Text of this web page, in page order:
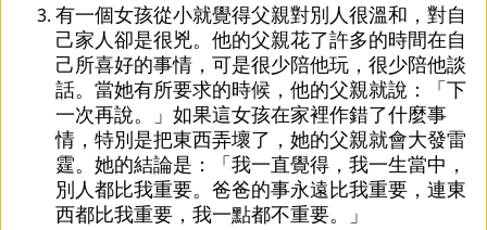
有一個女孩從小就覺得父親對別人很溫和，對自
己家人卻是很兇。他的父親花了許多的時間在自
己所喜好的事情，可是很少陪他玩，很少陪他談
話。當她有所要求的時候，他的父親就說：「下
一次再說。」如果這女孩在家裡作錯了什麼事
情，特別是把東西弄壞了，她的父親就會大發雷
霆。她的結論是：「我一直覺得，我一生當中，
別人都比我重要。爸爸的事永遠比我重要，連東
西都比我重要，我一點都不重要。」